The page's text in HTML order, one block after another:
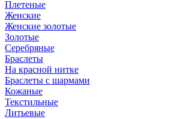
Плетеные
Женские
Женские золотые
Золотые
Серебряные
Браслеты
На красной нитке
Браслеты с шармами
Кожаные
Текстильные
Литьевые